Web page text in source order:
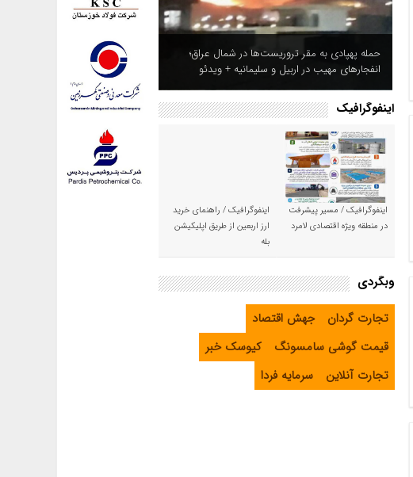
حمله پهپادی به مقر تروریست‌ها در شمال عراق؛
انفجارهای مهیب در اربیل و سلیمانیه + ویدئو
اینفوگرافیک
اینفوگرافیک / مسیر پیشرفت
در منطقه ویژه اقتصادی لامرد
اینفوگرافیک / راهنمای خرید
ارز اربعین از طریق اپلیکیشن
بله
وبگردی
تجارت گردان
جهش اقتصاد
قیمت گوشی سامسونگ
کیوسک خبر
تجارت آنلاین
سرمایه فردا